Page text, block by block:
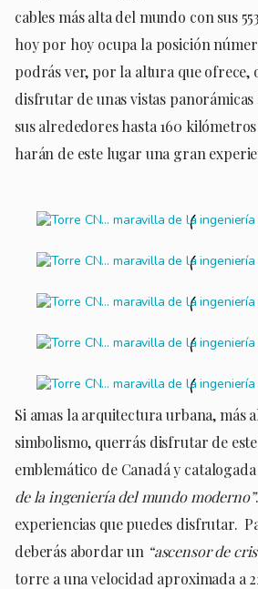
cables más alta del mundo con sus
hoy por hoy ocupa la posición
podrás ver, por la altura que ofrece,
disfrutar de unas vistas
sus alrededores hasta 160
harán de este lugar una gran
Si amas la arquitectura urbana, más
simbolismo, querrás disfrutar de
emblemático de Canadá y
de la ingeniería del mundo moderno”
experiencias que puedes disfrutar.
deberás abordar un “ascensor de
torre a una velocidad aproximada a